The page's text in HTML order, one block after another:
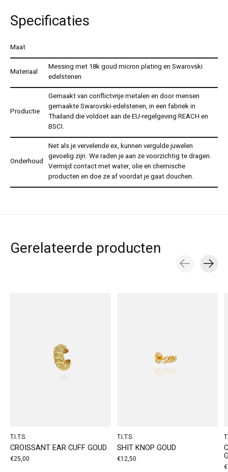
Specificaties
Maat
Materiaal
Messing met 18k goud micron plating en Swarovski
edelstenen
Productie
Gemaakt van conflictvrije metalen en door mensen
gemaakte Swarovski-edelstenen, in een fabriek in
Thailand die voldoet aan de EU-regelgeving REACH en
BSCI.
Onderhoud
Net als je vervelende ex, kunnen vergulde juwelen
gevoelig zijn. We raden je aan ze voorzichtig te dragen.
Vermijd contact met water, olie en chemische
producten en doe ze af voordat je gaat douchen.
Gerelateerde producten
T.I.T.S.
CROISSANT EAR CUFF GOUD
€25,00
T.I.T.S.
SHIT KNOP GOUD
€12,50